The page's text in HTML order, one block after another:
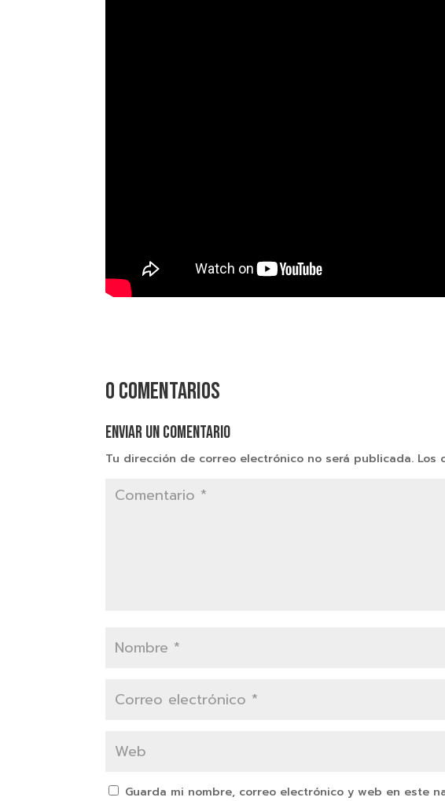
0 comentarios
Enviar un comentario
Tu dirección de correo electrónico no será publicada. Los
Guarda mi nombre, correo electrónico y web en este